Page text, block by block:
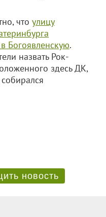
что улицу
Богоявленскую.
назвать Рок-
здесь ДК,
новость